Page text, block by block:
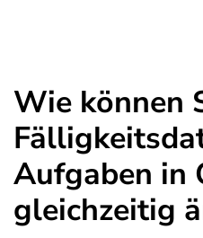
Wie können
Aufgaben in
gleichzeitig